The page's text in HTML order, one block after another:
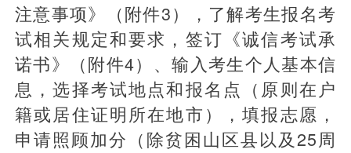
注意事项》（附件3），了解考生报名考
试相关规定和要求，签订《诚信考试承
诺书》（附件4）、输入考生个人基本信
息，选择考试地点和报名点（原则在户
籍或居住证明所在地市），填报志愿，
申请照顾加分（除贫困山区县以及25周